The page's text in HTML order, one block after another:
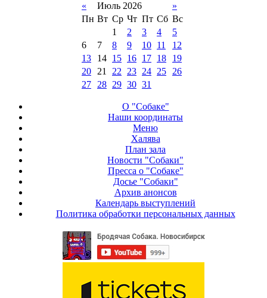
«
Июль 2026
»
Пн Вт Ср Чт Пт Сб Вс
1
2 3 4
5
6
7 8 9 10 11
12
13
14 15 16 17 18
19
20
21 22 23 24 25
26
27
28 29 30 31
О "Собаке"
Наши координаты
Меню
Халява
План зала
Новости "Собаки"
Пресса о "Собаке"
Досье "Собаки"
Архив анонсов
Календарь выступлений
Политика обработки персональных данных